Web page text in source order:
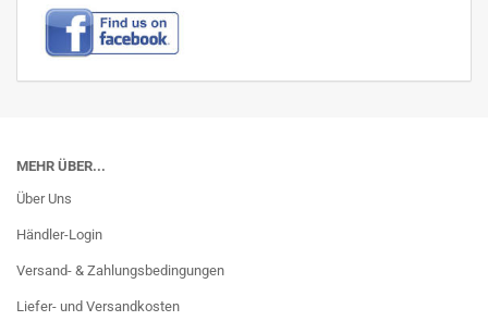
MEHR ÜBER...
Über Uns
Händler-Login
Versand- & Zahlungsbedingungen
Liefer- und Versandkosten